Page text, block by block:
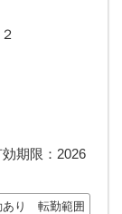
期限： 2026
あり 転勤範囲